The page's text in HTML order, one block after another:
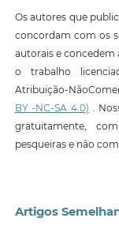
Os autores que
concordam com os
autorais e concedem
o trabalho
Atribuição-
BY -NC-SA 4.0) .
gratuitamente,
pesqueiras e não
Artigos